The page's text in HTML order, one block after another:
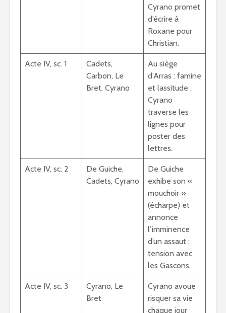
Cyrano promet
d’écrire à
Roxane pour
Christian.
Acte IV, sc. 1
Cadets,
Carbon, Le
Bret, Cyrano
Au siège
d’Arras : famine
et lassitude ;
Cyrano
traverse les
lignes pour
poster des
lettres.
Acte IV, sc. 2
De Guiche,
Cadets, Cyrano
De Guiche
exhibe son «
mouchoir »
(écharpe) et
annonce
l’imminence
d’un assaut ;
tension avec
les Gascons.
Acte IV, sc. 3
Cyrano, Le
Bret
Cyrano avoue
risquer sa vie
chaque jour